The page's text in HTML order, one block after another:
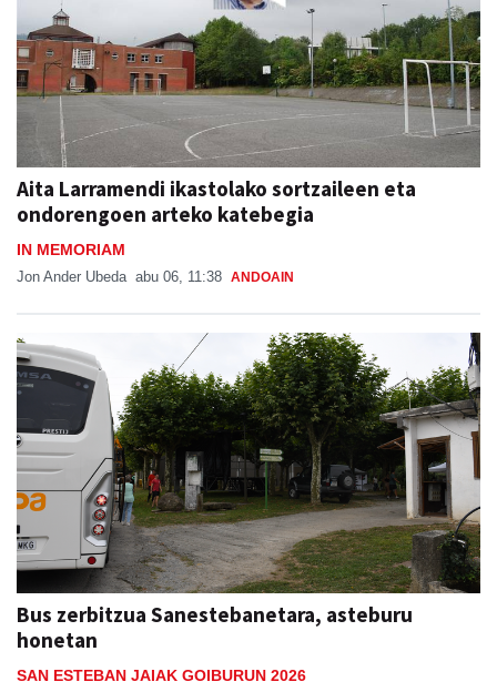
Aita Larramendi ikastolako sortzaileen eta
ondorengoen arteko katebegia
IN MEMORIAM
Jon Ander Ubeda abu 06, 11:38 ANDOAIN
Bus zerbitzua Sanestebanetara, asteburu
honetan
SAN ESTEBAN JAIAK GOIBURUN 2026